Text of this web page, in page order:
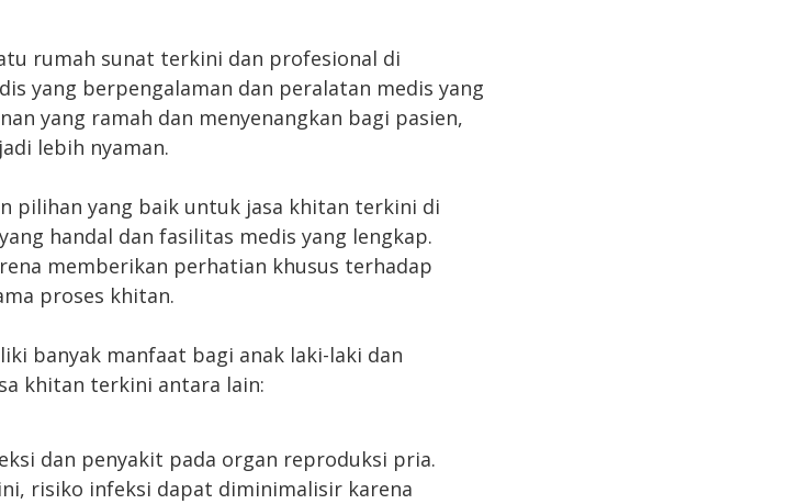
rumah sunat terkini dan profesional di
yang berpengalaman dan peralatan medis yang
yang ramah dan menyenangkan bagi pasien,
lebih nyaman.
pilihan yang baik untuk jasa khitan terkini di
handal dan fasilitas medis yang lengkap.
memberikan perhatian khusus terhadap
proses khitan.
banyak manfaat bagi anak laki-laki dan
khitan terkini antara lain:
dan penyakit pada organ reproduksi pria.
risiko infeksi dapat diminimalisir karena